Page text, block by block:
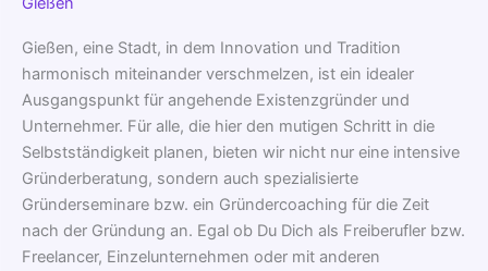
Gießen, eine Stadt, in dem Innovation und Tradition
harmonisch miteinander verschmelzen, ist ein idealer
Ausgangspunkt für angehende Existenzgründer und
Unternehmer. Für alle, die hier den mutigen Schritt in die
Selbstständigkeit planen, bieten wir nicht nur eine intensive
Gründerberatung, sondern auch spezialisierte
Gründerseminare bzw. ein Gründercoaching für die Zeit
nach der Gründung an. Egal ob Du Dich als Freiberufler bzw.
Freelancer, Einzelunternehmen oder mit anderen